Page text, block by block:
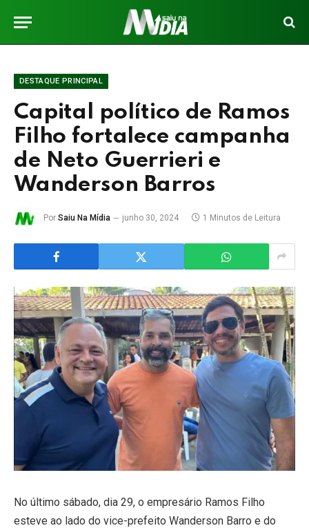
DESTAQUE PRINCIPAL
Capital político de Ramos
Filho fortalece campanha
de Neto Guerrieri e
Wanderson Barros
Por Saiu Na Mídia junho 30, 2024 1 Minutos de Leitura
No último sábado, dia 29, o empresário Ramos Filho
esteve ao lado do vice-prefeito Wanderson Barro e do